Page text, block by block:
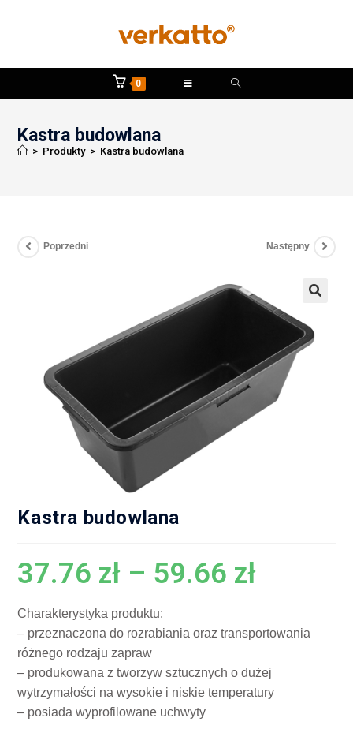
0
Kastra budowlana
> Produkty > Kastra budowlana
Poprzedni Następny
Kastra budowlana
37.76 zł – 59.66 zł
Charakterystyka produktu:
– przeznaczona do rozrabiania oraz transportowania
różnego rodzaju zapraw
– produkowana z tworzyw sztucznych o dużej
wytrzymałości na wysokie i niskie temperatury
– posiada wyprofilowane uchwyty